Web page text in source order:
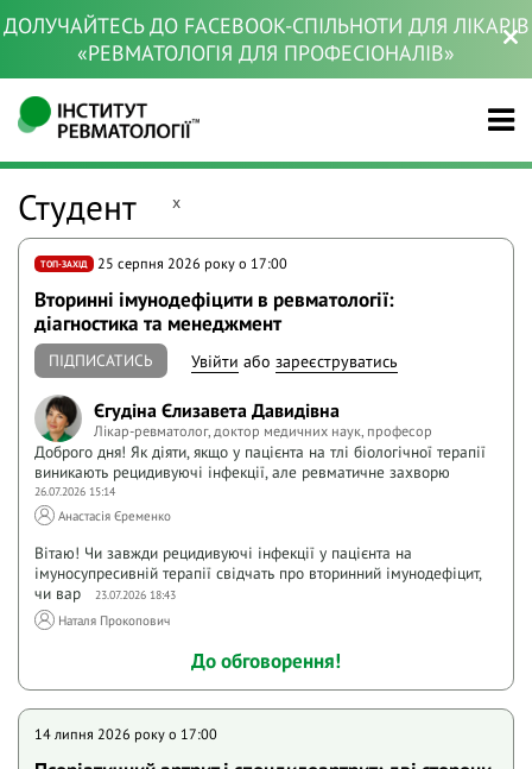
ДОЛУЧАЙТЕСЬ ДО FACEBOOK-СПІЛЬНОТИ ДЛЯ ЛІКАРІВ
«РЕВМАТОЛОГІЯ ДЛЯ ПРОФЕСІОНАЛІВ»
Студент x
ТОП-ЗАХІД 25 серпня 2026 року o 17:00
Вторинні імунодефіцити в ревматології:
діагностика та менеджмент
ПІДПИСАТИСЬ Увійти або зареєструватись
Єгудіна Єлизавета Давидівна
Лікар-ревматолог, доктор медичних наук, професор
Доброго дня! Як діяти, якщо у пацієнта на тлі біологічної терапії
виникають рецидивуючі інфекції, але ревматичне захворю
26.07.2026 15:14
Анастасія Єременко
Вітаю! Чи завжди рецидивуючі інфекції у пацієнта на
імуносупресивній терапії свідчать про вторинний імунодефіцит,
чи вар
23.07.2026 18:43
Наталя Прокопович
До обговорення!
14 липня 2026 року o 17:00